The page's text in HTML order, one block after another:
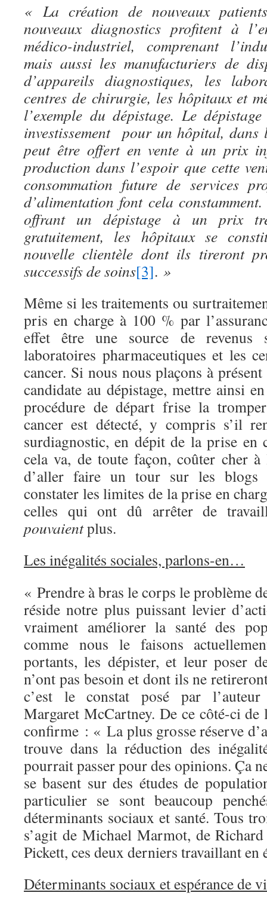
« La création de nouveaux
nouveaux diagnostics profitent à
médico-industriel, comprenant
mais aussi les manufacturiers de
d’appareils diagnostiques, les
centres de chirurgie, les hôpitaux et
l’exemple du dépistage. Le
investissement pour un hôpital, dans
peut être offert en vente à un prix
production dans l’espoir que cette
consommation future de services
d’alimentation font cela
offrant un dépistage à un prix
gratuitement, les hôpitaux se
nouvelle clientèle dont ils tireront
successifs de soins[3]. »
Même si les traitements ou
pris en charge à 100 % par
effet être une source de revenus
laboratoires pharmaceutiques et les
cancer. Si nous nous plaçons à
candidate au dépistage, mettre ainsi
procédure de départ frise la
cancer est détecté, y compris s’il
surdiagnostic, en dépit de la prise en
cela va, de toute façon, coûter cher
d’aller faire un tour sur les blogs
constater les limites de la prise en
celles qui ont dû arrêter de
pouvaientplus.
Les inégalités sociales, parlons-en…
« Prendre à bras le corps le problème
réside notre plus puissant levier
vraiment améliorer la santé des
comme nous le faisons
portants, les dépister, et leur poser
n’ont pas besoin et dont ils ne
c’est le constat posé par l’auteur
Margaret McCartney. De ce côté-ci
confirme : « La plus grosse réserve
trouve dans la réduction des
pourrait passer pour des opinions. Ça
se basent sur des études de
particulier se sont beaucoup
déterminants sociaux et santé. Tous
s’agit de Michael Marmot, de
Pickett, ces deux derniers travaillant en
Déterminants sociaux et espérance de